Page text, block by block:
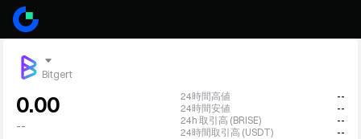
Bitgert
0.00
--
24時間高値
--
24時間安値
--
24h 取引高 (BRISE)
--
24時間取引高 (USDT)
--